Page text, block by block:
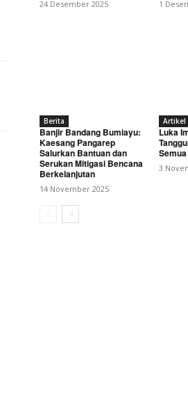
Motor Karyawan Swasta
24 Desember 2025 1
Berita
Banjir Bandang Bumiayu:
Kaesang Pangarep
Salurkan Bantuan dan
Serukan Mitigasi Bencana
Berkelanjutan
14 November 2025
Artikel
Luka
Semua
3